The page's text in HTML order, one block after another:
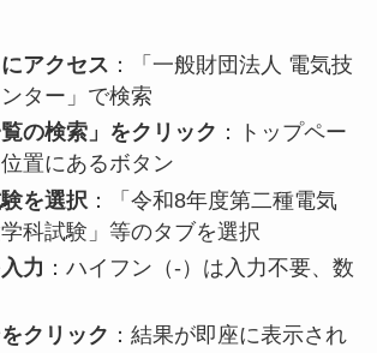
アクセス ：「一般財団法人 電気技
ター」で検索
覧の検索」をクリック ：トップペー
置にあるボタン
を選択 ：「令和8年度第二種電気
科試験」等のタブを選択
力 ：ハイフン（-）は入力不要、数
クリック ：結果が即座に表示され